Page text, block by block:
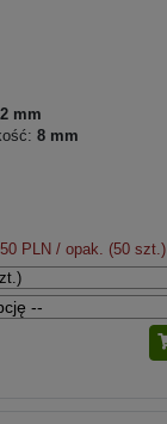
mm
8 mm
PLN / opak. (50 szt.)